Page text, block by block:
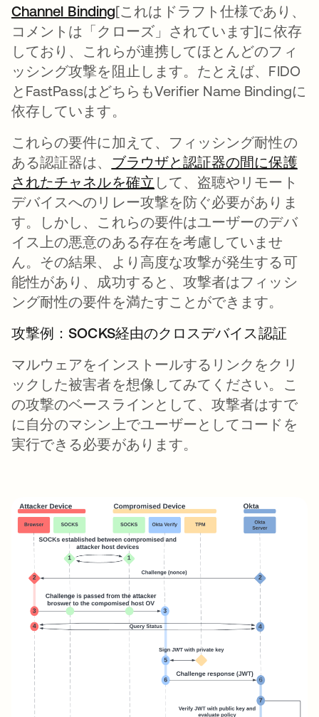
Channel Binding新しいタブで開く
[これはドラフト仕様であり、
コメントは「クローズ」されています]に依存
しており、これらが連携してほとんどのフィ
ッシング攻撃を阻止します。たとえば、FIDO
とFastPassはどちらもVerifier Name Bindingに
依存しています。
これらの要件に加えて、フィッシング耐性の
ある認証器は、 ブラウザと認証器の間に保護
されたチャネルを確立 新しいタブで開く
して、盗聴やリモート
デバイスへのリレー攻撃を防ぐ必要がありま
す。しかし、これらの要件は ユーザーのデバ
イス上の悪意のある存在を考慮していませ
ん 。その結果、より高度な攻撃が発生する可
能性があり、成功すると、攻撃者はフィッシ
ング耐性の要件を満たすことができます。
攻撃例：SOCKS経由のクロスデバイス認証
マルウェアをインストールするリンクをクリ
ックした被害者を想像してみてください。こ
の攻撃のベースラインとして、攻撃者はすで
に自分のマシン上でユーザーとしてコードを
実行できる必要があります